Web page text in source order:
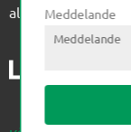
allt ifrånMeddelande